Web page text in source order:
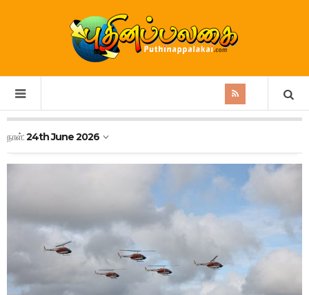
நாள்:24th June 2026